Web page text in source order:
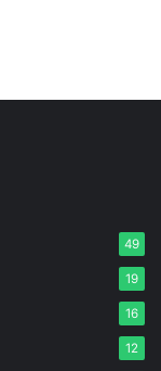
49
19
16
12